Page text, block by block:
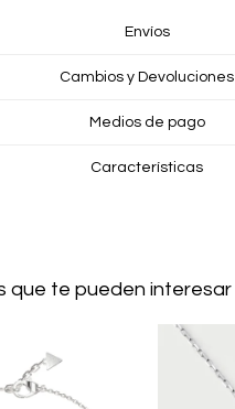
Envíos
Cambios y Devoluciones
Medios de pago
Características
que te pueden interesar